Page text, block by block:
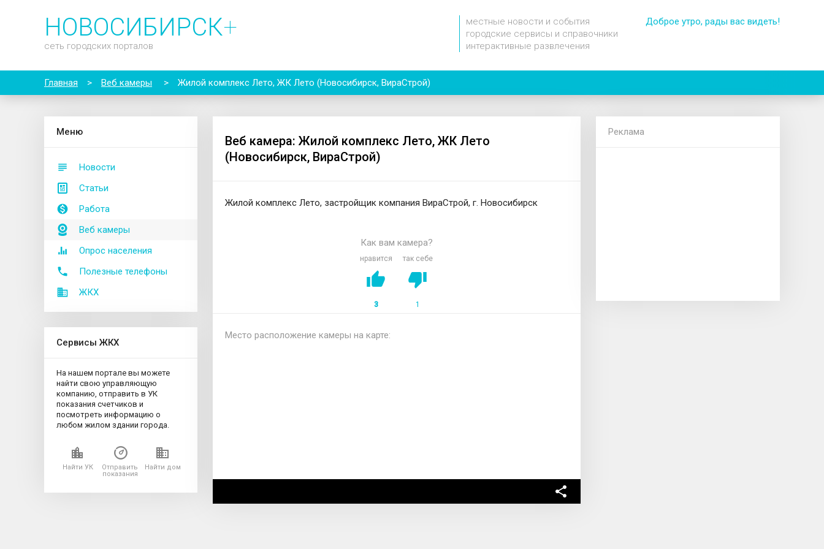
НОВОСИБИРСК+
сеть городских порталов
местные новости и события
городские сервисы и справочники
интерактивные развлечения
Доброе утро, рады вас видеть!
Главная > Веб камеры > Жилой комплекс Лето, ЖК Лето (Новосибирск, ВираСтрой)
Меню
Новости
Статьи
Работа
Веб камеры
Опрос населения
Полезные телефоны
ЖКХ
Сервисы ЖКХ
На нашем портале вы можете
найти свою управляющую
компанию, отправить в УК
показания счетчиков и
посмотреть информацию о
любом жилом здании города.
Найти УК
Отправить
показания
Найти дом
Веб камера: Жилой комплекс Лето, ЖК Лето
(Новосибирск, ВираСтрой)
Жилой комплекс Лето, застройщик компания ВираСтрой, г. Новосибирск
Как вам камера?
нравится так себе
3 1
Место расположение камеры на карте:
Реклама